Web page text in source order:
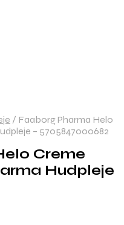
/ Faaborg Pharma Helo
– 5705847000682
Creme
Hudpleje